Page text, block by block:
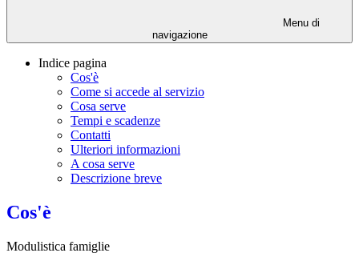
Menu di
navigazione
Indice pagina
Cos'è
Come si accede al servizio
Cosa serve
Tempi e scadenze
Contatti
Ulteriori informazioni
A cosa serve
Descrizione breve
Cos'è
Modulistica famiglie